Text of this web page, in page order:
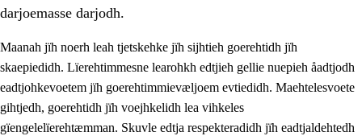
1.1 Almetjeaarvoe
1.2 Identiteete jïh kulturellen gellievoete
1.3 Laejhtehks ussjedimmie jïh etihkeles vuajnoe
darjoemasse darjodh.
Maanah jïh noerh leah tjetskehke jïh sijhtieh goerehtidh jïh
skaepiedidh. Lïerehtimmesne learohkh edtjieh gellie nuepieh åadtjodh
eadtjohkevoetem jïh goerehtimmievæljoem evtiedidh. Maehtelesvoete
gihtjedh, goerehtidh jïh voejhkelidh lea vihkeles
gïengelelïerehtæmman. Skuvle edtja respekteradidh jïh eadtjaldehtedh